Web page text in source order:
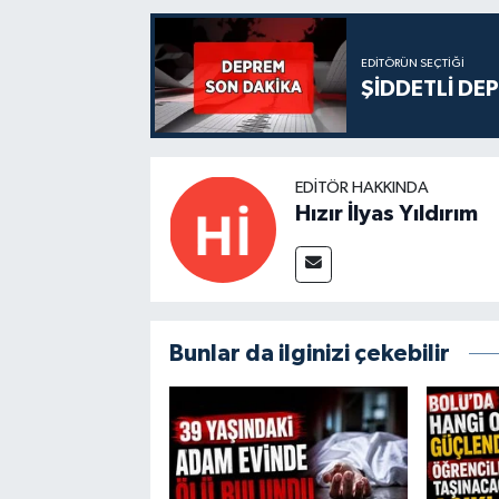
EDITÖRÜN SEÇTIĞI
ŞİDDETLİ
EDITÖR HAKKINDA
Hızır İlyas Yıldırım
Bunlar da ilginizi çekebilir